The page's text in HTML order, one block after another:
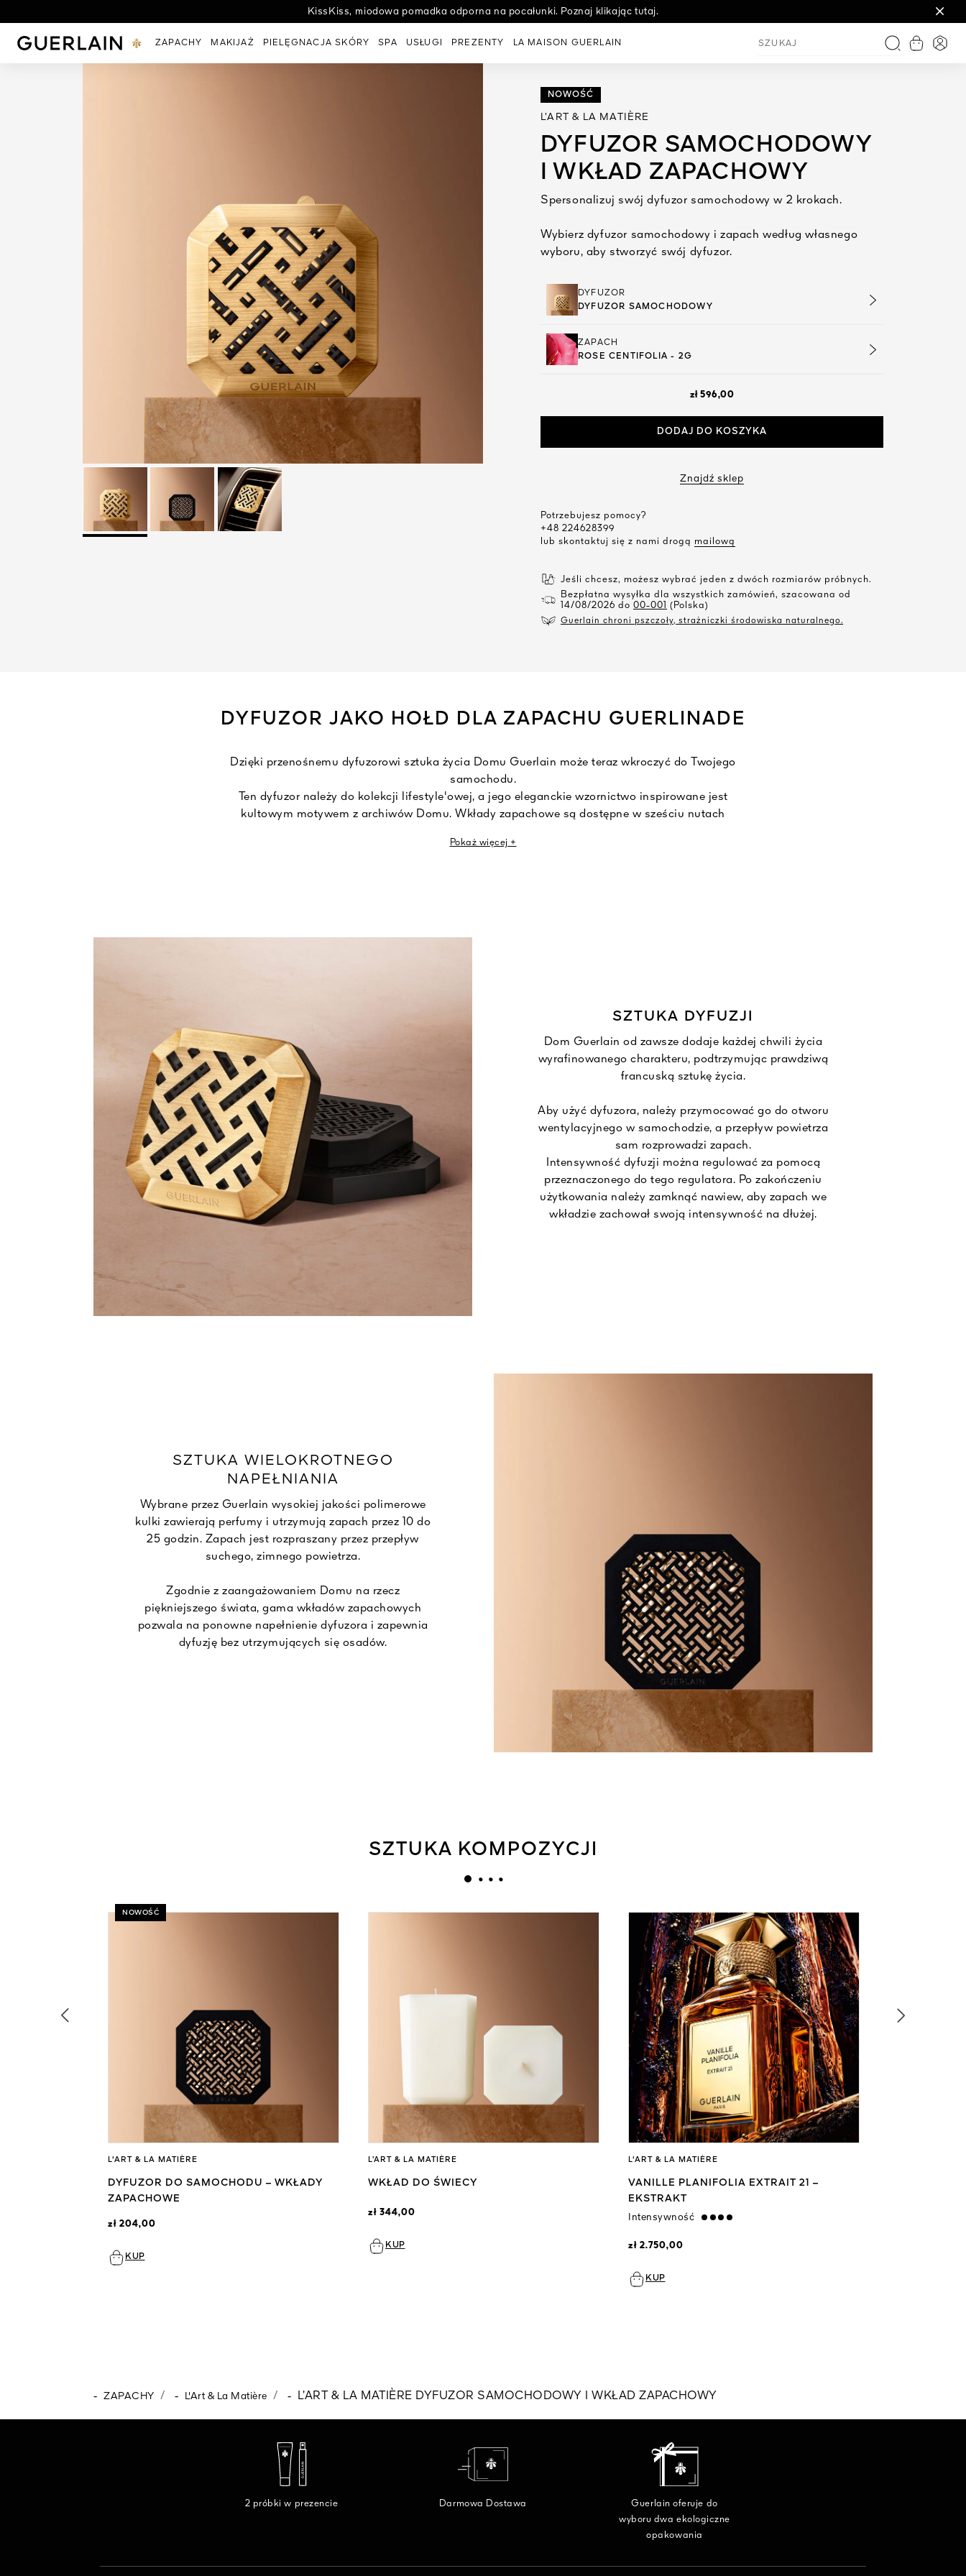
Poznaj sekret pielęgnacji o absolutnej doskonałości Guerlain.
KissKiss, miodowa pomadka odporna na pocałunki. Poznaj klikając tutaj.
Guerlain - (Powrót do strony głównej)
ZAPACHY MAKIJAŻ PIELĘGNACJA SKÓRY SPA USŁUGI PREZENTY LA MAISON GUERLAIN
SzukajZobacz
NOWOŚĆ
L’ART & LA MATIÈRE
DYFUZOR SAMOCHODOWY
I WKŁAD ZAPACHOWY
Spersonalizuj swój dyfuzor samochodowy w 2 krokach.
Wybierz dyfuzor samochodowy i zapach według własnego
wyboru, aby stworzyć swój dyfuzor.
DYFUZOR
DYFUZOR SAMOCHODOWY
ZAPACH
ROSE CENTIFOLIA - 2G
zł 596,00
DODAJ DO KOSZYKA
Znajdź sklep
Potrzebujesz pomocy?
+48 224628399
lub skontaktuj się z nami drogą mailową
Jeśli chcesz, możesz wybrać jeden z dwóch rozmiarów próbnych.
Bezpłatna wysyłka dla wszystkich zamówień, szacowana od
14/08/2026 do 00-001 (Polska)
Guerlain chroni pszczoły, strażniczki środowiska naturalnego.
DYFUZOR JAKO HOŁD DLA ZAPACHU GUERLINADE
Dzięki przenośnemu dyfuzorowi sztuka życia Domu Guerlain może teraz wkroczyć do Twojego
samochodu.
Ten dyfuzor należy do kolekcji lifestyle'owej, a jego eleganckie wzornictwo inspirowane jest
kultowym motywem z archiwów Domu. Wkłady zapachowe są dostępne w sześciu nutach
Sarrapia i Bergamote Fantastico – składających się na autorski akord Domu.
Pokaż więcej +
SZTUKA DYFUZJI
Dom Guerlain od zawsze dodaje każdej chwili życia
wyrafinowanego charakteru, podtrzymując prawdziwą
francuską sztukę życia.
Aby użyć dyfuzora, należy przymocować go do otworu
wentylacyjnego w samochodzie, a przepływ powietrza
sam rozprowadzi zapach.
Intensywność dyfuzji można regulować za pomocą
przeznaczonego do tego regulatora. Po zakończeniu
użytkowania należy zamknąć nawiew, aby zapach we
wkładzie zachował swoją intensywność na dłużej.
SZTUKA WIELOKROTNEGO
NAPEŁNIANIA
Wybrane przez Guerlain wysokiej jakości polimerowe
kulki zawierają perfumy i utrzymują zapach przez 10 do
25 godzin. Zapach jest rozpraszany przez przepływ
suchego, zimnego powietrza.
Zgodnie z zaangażowaniem Domu na rzecz
piękniejszego świata, gama wkładów zapachowych
pozwala na ponowne napełnienie dyfuzora i zapewnia
dyfuzję bez utrzymujących się osadów.
SZTUKA KOMPOZYCJI
NOWOŚĆ
L'ART & LA MATIÈRE
DYFUZOR DO SAMOCHODU – WKŁADY
ZAPACHOWE
zł 204,00
KUP
L’ART & LA MATIÈRE
WKŁAD DO ŚWIECY
zł 344,00
KUP
L'ART & LA MATIÈRE
VANILLE PLANIFOLIA EXTRAIT 21 –
EKSTRAKT
Intensywność strong
zł 2.750,00
KUP
- ZAPACHY - L'Art & La Matière - L’ART & LA MATIÈRE DYFUZOR SAMOCHODOWY I WKŁAD ZAPACHOWY
2 próbki w prezencie Darmowa Dostawa
Guerlain oferuje do
wyboru dwa ekologiczne
opakowania